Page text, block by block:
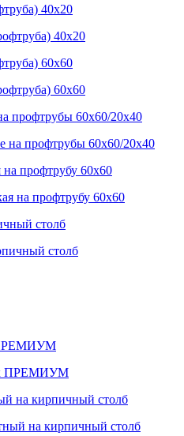
40x20
60x60
профтрубы 60х60/20х40
на профтрубу 60х60
столб
ПРЕМИУМ
на кирпичный столб